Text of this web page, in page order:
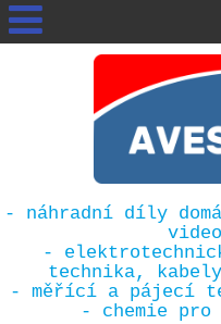
- náhradní díly
-
technika,
- měřící a pájecí
- chemie pro